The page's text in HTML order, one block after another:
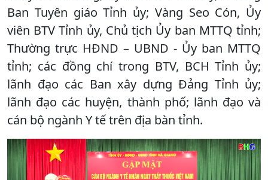
Ban Tuyên giáo Tỉnh ủy; Vàng Seo Cón, Ủy
viên BTV Tỉnh ủy, Chủ tịch Ủy ban MTTQ tỉnh;
Thường trực HĐND – UBND - Ủy ban MTTQ
tỉnh; các đồng chí trong BTV, BCH Tỉnh ủy;
lãnh đạo các Ban xây dựng Đảng Tỉnh ủy;
lãnh đạo các huyện, thành phố; lãnh đạo và
cán bộ ngành Y tế trên địa bàn tỉnh.